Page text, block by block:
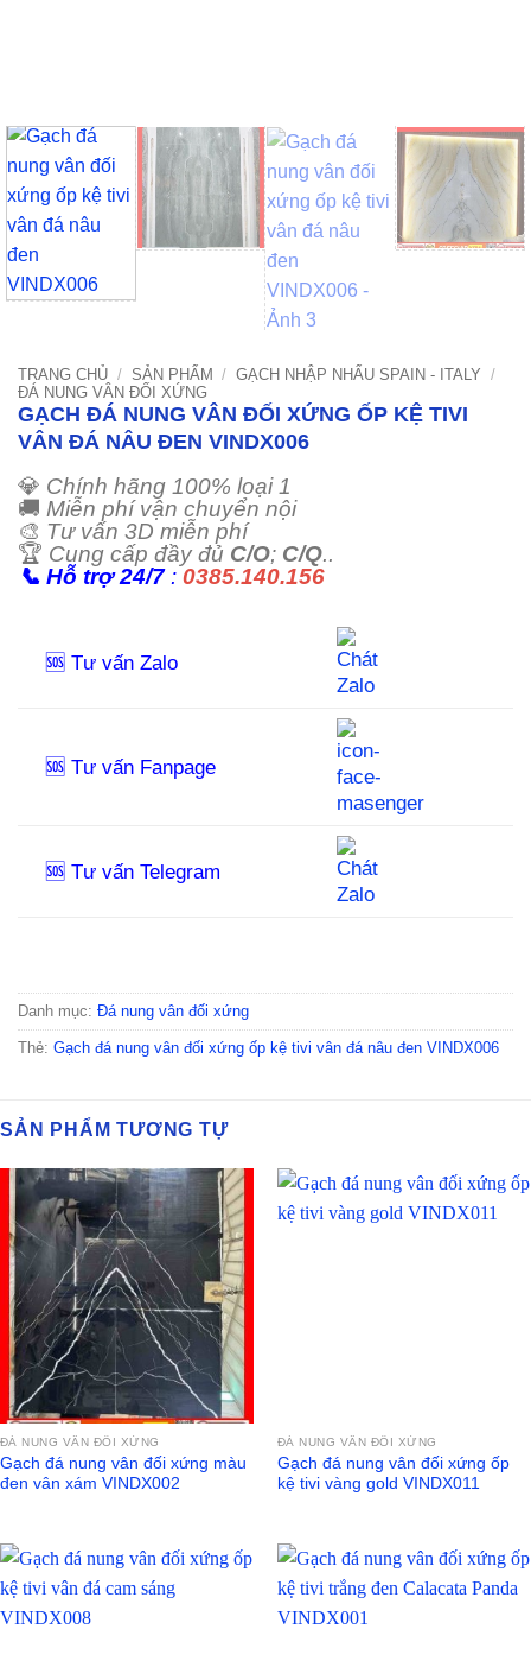
TRANG CHỦ / SẢN PHẨM / GẠCH NHẬP NHẨU SPAIN - ITALY
/
ĐÁ NUNG VÂN ĐỐI XỨNG
GẠCH ĐÁ NUNG VÂN ĐỐI XỨNG ỐP KỆ TIVI
VÂN ĐÁ NÂU ĐEN VINDX006
💎 Chính hãng 100% loại 1
🚚 Miễn phí vận chuyển nội
🎨 Tư vấn 3D miễn phí
🏆 Cung cấp đầy đủ C/O; C/Q..
📞 Hỗ trợ 24/7: 0385.140.156
🆘 Tư vấn Zalo
🆘 Tư vấn Fanpage
🆘 Tư vấn Telegram
Danh mục: Đá nung vân đối xứng
Thẻ: Gạch đá nung vân đối xứng ốp kệ tivi vân đá nâu đen VINDX006
SẢN PHẨM TƯƠNG TỰ
ĐÁ NUNG VÂN ĐỐI XỨNG
Gạch đá nung vân đối xứng màu
đen vân xám VINDX002
ĐÁ NUNG VÂN ĐỐI XỨNG
Gạch đá nung vân đối xứng ốp
kệ tivi vàng gold VINDX011